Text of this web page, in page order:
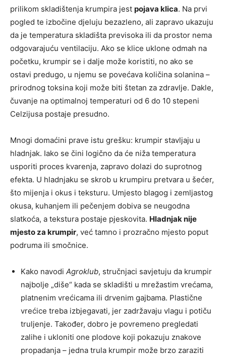
prilikom skladištenja krumpira jest pojava klica. Na prvi
pogled te izbočine djeluju bezazleno, ali zapravo ukazuju
da je temperatura skladišta previsoka ili da prostor nema
odgovarajuću ventilaciju. Ako se klice uklone odmah na
početku, krumpir se i dalje može koristiti, no ako se
ostavi predugo, u njemu se povećava količina solanina –
prirodnog toksina koji može biti štetan za zdravlje. Dakle,
čuvanje na optimalnoj temperaturi od 6 do 10 stepeni
Celzijusa postaje presudno.
Mnogi domaćini prave istu grešku: krumpir stavljaju u
hladnjak. Iako se čini logično da će niža temperatura
usporiti proces kvarenja, zapravo dolazi do suprotnog
efekta. U hladnjaku se skrob u krumpiru pretvara u šećer,
što mijenja i okus i teksturu. Umjesto blagog i zemljastog
okusa, kuhanjem ili pečenjem dobiva se neugodna
slatkoća, a tekstura postaje pjeskovita. Hladnjak nije
mjesto za krumpir, već tamno i prozračno mjesto poput
podruma ili smočnice.
Kako navodi Agroklub, stručnjaci savjetuju da krumpir
najbolje „diše“ kada se skladišti u mrežastim vrećama,
platnenim vrećicama ili drvenim gajbama. Plastične
vrećice treba izbjegavati, jer zadržavaju vlagu i potiču
truljenje. Također, dobro je povremeno pregledati
zalihe i ukloniti one plodove koji pokazuju znakove
propadanja – jedna trula krumpir može brzo zaraziti